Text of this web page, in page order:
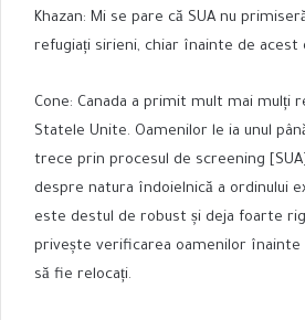
Khazan: Mi se pare că SUA nu
refugiați sirieni, chiar înainte de acest
Cone: Canada a primit mult mai mulți
Statele Unite. Oamenilor le ia unul
trece prin procesul de screening
despre natura îndoielnică a ordinului
este destul de robust și deja foarte
privește verificarea oamenilor înainte
să fie relocați.